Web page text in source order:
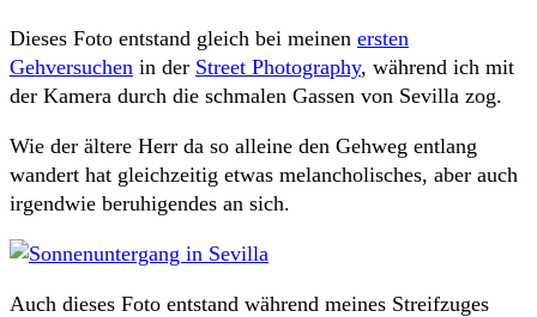
Dieses Foto entstand gleich bei meinen ersten
Gehversuchen in der Street Photography, während ich mit
der Kamera durch die schmalen Gassen von Sevilla zog.
Wie der ältere Herr da so alleine den Gehweg entlang
wandert hat gleichzeitig etwas melancholisches, aber auch
irgendwie beruhigendes an sich.
Auch dieses Foto entstand während meines Streifzuges